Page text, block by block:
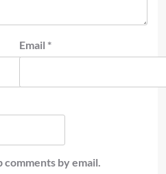
Email *
by email.